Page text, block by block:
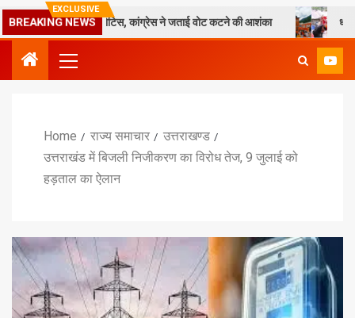
EXCLUSIVE
BREAKING NEWS
को नोटिस, कांग्रेस ने जताई वोट कटने की आशंका धराली आपदा
Home राज्य समाचार
उत्तराखण्ड
उत्तराखंड में बिजली निजीकरण का विरोध तेज, 9 जुलाई को
हड़ताल का ऐलान